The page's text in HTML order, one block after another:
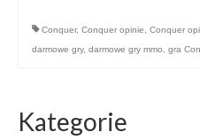
Conquer, Conquer opinie Conquer
darmowe gry, darmowe gry mmo gra
Kategorie